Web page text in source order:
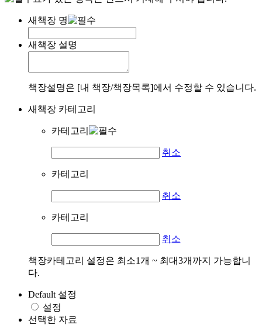
새책장 명
새책장 설명
책장설명은 [내 책장/책장목록]에서 수정할 수 있습니다.
새책장 카테고리
카테고리
취소
카테고리
취소
카테고리
취소
책장카테고리 설정은 최소1개 ~ 최대3개까지 가능합니
다.
Default 설정
설정
선택한 자료